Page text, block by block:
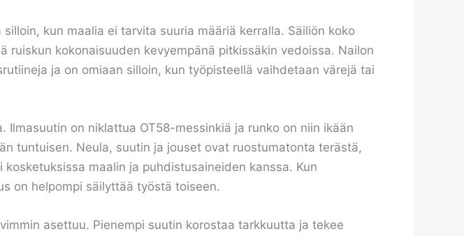
kun maalia ei tarvita suuria määriä kerralla. Säiliön koko
kokonaisuuden kevyempänä pitkissäkin vedoissa. Nailon
ja on omiaan silloin, kun työpisteellä vaihdetaan värejä tai
on niklattua OT58-messinkiä ja runko on niin ikään
tuntuisen. Neula, suutin ja jouset ovat ruostumatonta terästä,
maalin ja puhdistusaineiden kanssa. Kun
on helpompi säilyttää työstä toiseen.
asettuu. Pienempi suutin korostaa tarkkuutta ja tekee